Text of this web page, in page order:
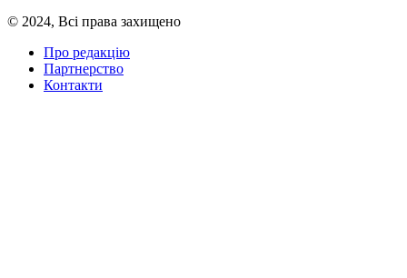
© 2024, Всі права захищено
Про редакцію
Партнерство
Контакти